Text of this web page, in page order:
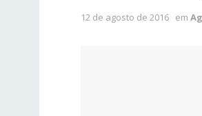
12 de agosto de 2016 em